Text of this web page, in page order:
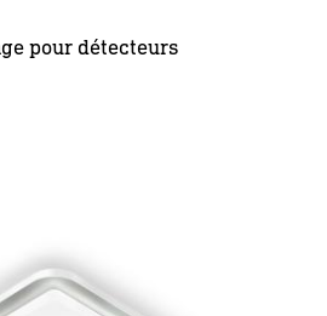
pour détecteurs